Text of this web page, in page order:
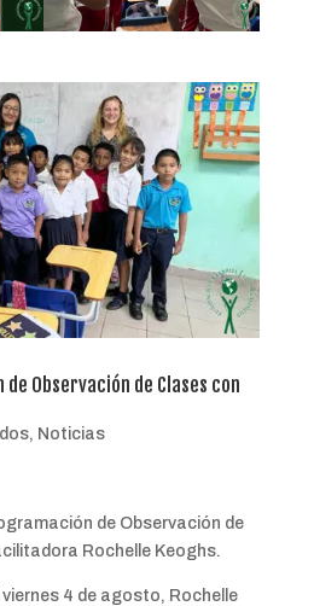
Observación de Clases con
, Noticias
de Observación de
Rochelle Keoghs.
viernes 4 de agosto, Rochelle